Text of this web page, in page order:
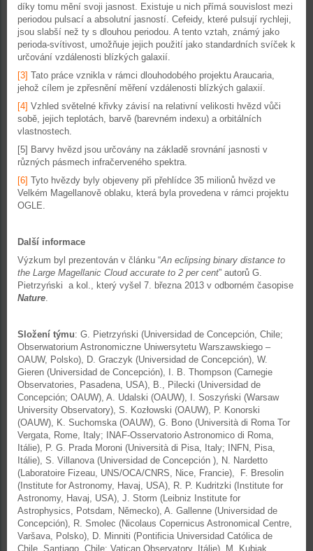
díky tomu mění svoji jasnost. Existuje u nich přímá souvislost mezi
periodou pulsací a absolutní jasností. Cefeidy, které pulsují rychleji,
jsou slabší než ty s dlouhou periodou. A tento vztah, známý jako
perioda-svítivost, umožňuje jejich použití jako standardních svíček k
určování vzdálenosti blízkých galaxií.
[3] Tato práce vznikla v rámci dlouhodobého projektu Araucaria,
jehož cílem je zpřesnění měření vzdálenosti blízkých galaxií.
[4] Vzhled světelné křivky závisí na relativní velikosti hvězd vůči
sobě, jejich teplotách, barvě (barevném indexu) a orbitálních
vlastnostech.
[5] Barvy hvězd jsou určovány na základě srovnání jasnosti v
různých pásmech infračerveného spektra.
[6] Tyto hvězdy byly objeveny při přehlídce 35 milionů hvězd ve
Velkém Magellanově oblaku, která byla provedena v rámci projektu
OGLE.
Další informace
Výzkum byl prezentován v článku “An eclipsing binary distance to
the Large Magellanic Cloud accurate to 2 per cent” autorů G.
Pietrzyński a kol., který vyšel 7. března 2013 v odborném časopise
Nature.
Složení týmu: G. Pietrzyński (Universidad de Concepción, Chile;
Obserwatorium Astronomiczne Uniwersytetu Warszawskiego –
OAUW, Polsko), D. Graczyk (Universidad de Concepción), W.
Gieren (Universidad de Concepción), I. B. Thompson (Carnegie
Observatories, Pasadena, USA), B., Pilecki (Universidad de
Concepción; OAUW), A. Udalski (OAUW), I. Soszyński (Warsaw
University Observatory), S. Kozłowski (OAUW), P. Konorski
(OAUW), K. Suchomska (OAUW), G. Bono (Università di Roma Tor
Vergata, Rome, Italy; INAF-Osservatorio Astronomico di Roma,
Itálie), P. G. Prada Moroni (Università di Pisa, Italy; INFN, Pisa,
Itálie), S. Villanova (Universidad de Concepción ), N. Nardetto
(Laboratoire Fizeau, UNS/OCA/CNRS, Nice, Francie), F. Bresolin
(Institute for Astronomy, Havaj, USA), R. P. Kudritzki (Institute for
Astronomy, Havaj, USA), J. Storm (Leibniz Institute for
Astrophysics, Potsdam, Německo), A. Gallenne (Universidad de
Concepción), R. Smolec (Nicolaus Copernicus Astronomical Centre,
Varšava, Polsko), D. Minniti (Pontificia Universidad Católica de
Chile, Santiago, Chile; Vatican Observatory, Itálie), M. Kubiak